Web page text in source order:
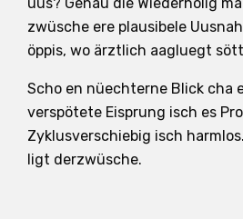
zwüsche ere plausibele
öppis, wo ärztlich aagluegt
Scho en nüechterne Blick cha
verspötete Eisprung isch es
Zyklusverschiebig isch
ligt derzwüsche.